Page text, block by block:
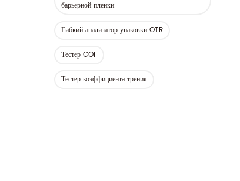
барьерной пленки
Гибкий анализатор упаковки OTR
Тестер COF
Тестер коэффициента трения